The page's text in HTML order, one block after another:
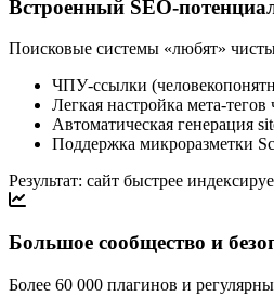
Встроенный SEO-
Поисковые системы «любят»
ЧПУ-ссылки
Легкая настройка мета-
Автоматическая генерация
Поддержка микроразметки
Результат: сайт быстрее
Большое сообщество и
Более 60 000 плагинов и